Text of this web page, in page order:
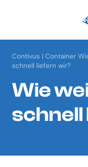
Contivus | Container
schnell liefern wir?
Wie